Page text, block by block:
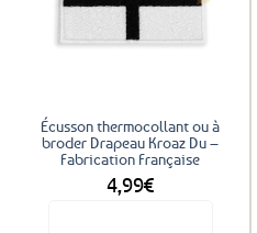
peuvent
Ajouter
favoris
Écusson thermocollant ou à
broder Drapeau Kroaz Du –
Fabrication Française
4,99€